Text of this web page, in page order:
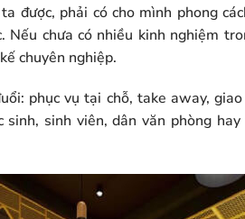
được, phải có cho mình phong
Nếu chưa có nhiều kinh nghiệm
chuyên nghiệp.
phục vụ tại chỗ, take away,
sinh viên, dân văn phòng